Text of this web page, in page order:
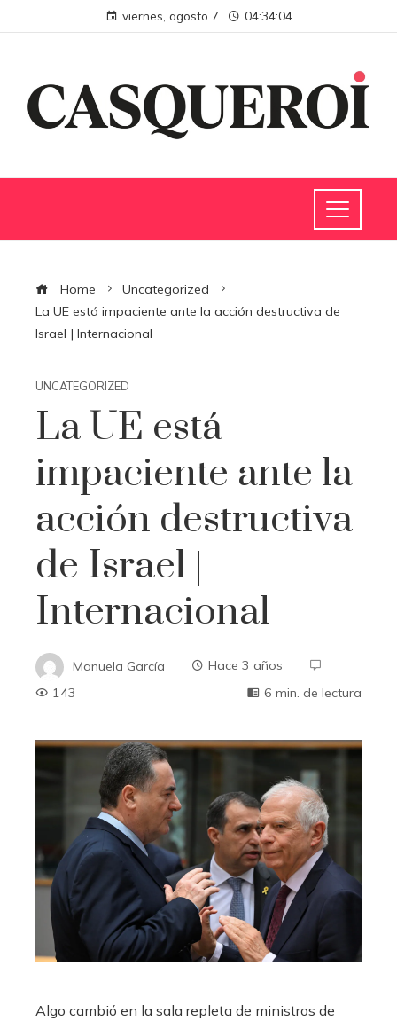
viernes, agosto 7 04:34:05
Home
Uncategorized
La UE está impaciente ante la acción destructiva de
Israel | Internacional
UNCATEGORIZED
La UE está
impaciente ante la
acción destructiva
de Israel |
Internacional
Manuela García
Hace 3 años
143
6 min. de lectura
Algo cambió en la sala repleta de ministros de